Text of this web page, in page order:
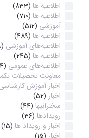
اطلاعیه ها (833)
اطلاعیه ها (710)
آموزشی (512)
اطلاعیه ها (489)
اطلاعیه‌های‌ آموزشی (329)
اطلاعیه ها (245)
اطلاعیه‌های عمومی (134)
معاونت تحصیلات
اخبار آموزش کارشناسی
اخبار (52)
سخنرانیها (44)
رویدادها (36)
اخبار و رویداد ها (15)